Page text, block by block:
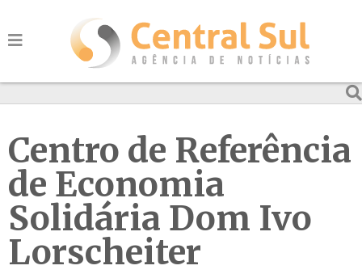
Centro de Referência
de Economia
Solidária Dom Ivo
Lorscheiter